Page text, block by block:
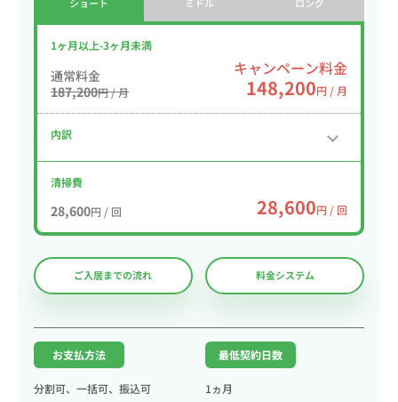
1ヶ月以上-3ヶ月未満
通常料金
187,200円 / 月
キャンペーン料金
148,200円 / 月
内訳
清掃費
28,600円 / 回 28,600円 / 回
ご入居までの流れ 料金システム
お支払方法
分割可、一括可、振込可
最低契約日数
1ヵ月